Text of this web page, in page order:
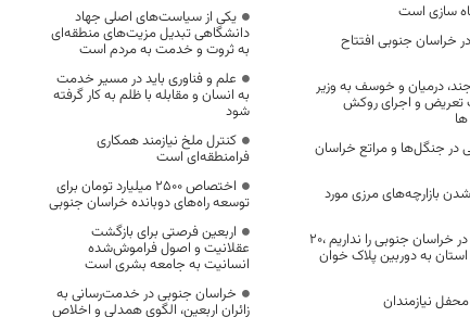
سازی است
خراسان جنوبی افتتاح
درمیان و خوسف به وزیر
تعریض و اجرای روکش
در جنگل‌ها و مراتع خراسان
بازارچه‌های مرزی مورد
مشکل تامین سوخت در خراسان جنوبی را نداریم ،۲۰
به دوربین پلاک خوان
نیازمندان
یکی از سیاست‌های اصلی جهاد
دانشگاهی تبدیل مزیت‌های منطقه‌ای
به ثروت و خدمت به مردم است
علم و فناوری باید در مسیر خدمت
به انسان و مقابله با ظلم به کار گرفته
شود
کنترل ملخ نیازمند همکاری
فرامنطقه‌ای است
اختصاص 2500 میلیارد تومان برای
توسعه راه‌های دوبانده خراسان جنوبی
اربعین فرصتی برای بازگشت
عقلانیت و اصول فراموش‌شده
انسانیت به جامعه بشری است
خراسان جنوبی در خدمت‌رسانی به
زائران اربعین، الگوی همدلی و اخلاص